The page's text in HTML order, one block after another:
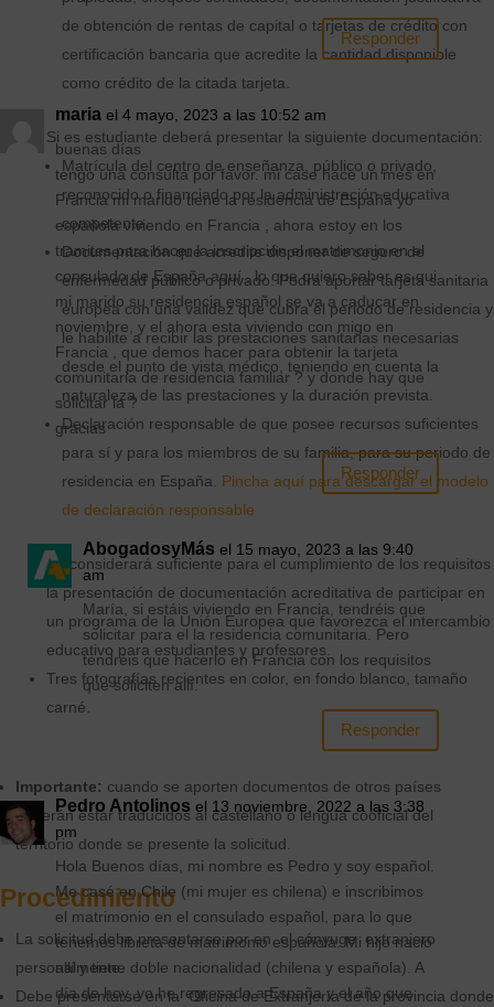
de obtención de rentas de capital o tarjetas de crédito con
certificación bancaria que acredite la cantidad disponible
como crédito de la citada tarjeta.
Si es estudiante deberá presentar la siguiente documentación:
Matrícula del centro de enseñanza, público o privado,
reconocido o financiado por la administración educativa
competente.
Documentación que acredite disponer de seguro de
enfermedad público o privado. Podrá aportar tarjeta sanitaria
europea con una validez que cubra el periodo de residencia y
le habilite a recibir las prestaciones sanitarias necesarias
desde el punto de vista médico, teniendo en cuenta la
naturaleza de las prestaciones y la duración prevista.
Declaración responsable de que posee recursos suficientes
para sí y para los miembros de su familia, para su periodo de
residencia en España. Pincha aquí para descargar el modelo
de declaración responsable
Se considerará suficiente para el cumplimiento de los requisitos
la presentación de documentación acreditativa de participar en
un programa de la Unión Europea que favorezca el intercambio
educativo para estudiantes y profesores.
Tres fotografías recientes en color, en fondo blanco, tamaño
carné.
Importante: cuando se aporten documentos de otros países
deberán estar traducidos al castellano o lengua cooficial del
territorio donde se presente la solicitud.
Procedimiento
La solicitud debe presentarse por en el cónyuge extranjero
personalmente.
Debe presentarse en la Oficina de Extranjería de la provincia donde
Responder
maria el 4 mayo, 2023 a las 10:52 am
buenas días
tengo una consulta por favor. mi case hace un mes en
Francia mi marido tiene la residencia de España yo
española viviendo en Francia , ahora estoy en los
tramites para hacer la inscripción el matrimonio en el
consulado de España aquí , lo que quiero saber es qui
mi marido su residencia español se va a caducar en
noviembre, y el ahora esta viviendo con migo en
Francia , que demos hacer para obtenir la tarjeta
comunitaria de residencia familiar ? y donde hay que
solicitar la ?
gracias
Responder
AbogadosyMás el 15 mayo, 2023 a las 9:40
am
María, si estáis viviendo en Francia, tendréis que
solicitar para el la residencia comunitaria. Pero
tendréis que hacerlo en Francia con los requisitos
que soliciten allí.
Responder
Pedro Antolinos el 13 noviembre, 2022 a las 3:38
pm
Hola Buenos días, mi nombre es Pedro y soy español.
Me casé en Chile (mi mujer es chilena) e inscribimos
el matrimonio en el consulado español, para lo que
tenemos libreta de matrimonio española. Mi hijo nació
allí y tiene doble nacionalidad (chilena y española). A
día de hoy, yo he regresado a España y el año que